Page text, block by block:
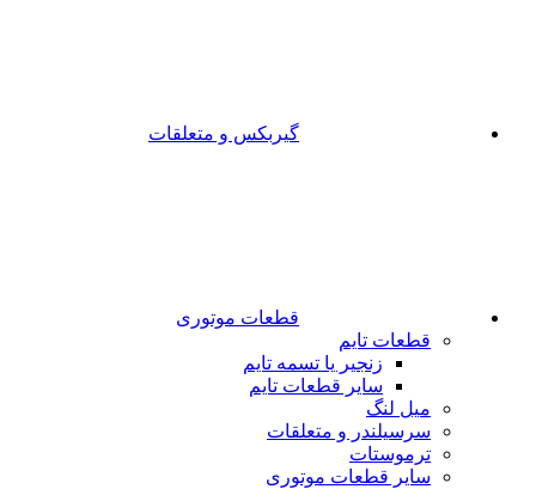
گیربکس و متعلقات
قطعات موتوری
قطعات تایم
زنجیر یا تسمه تایم
سایر قطعات تایم
میل لنگ
سرسیلندر و متعلقات
ترموستات
سایر قطعات موتوری